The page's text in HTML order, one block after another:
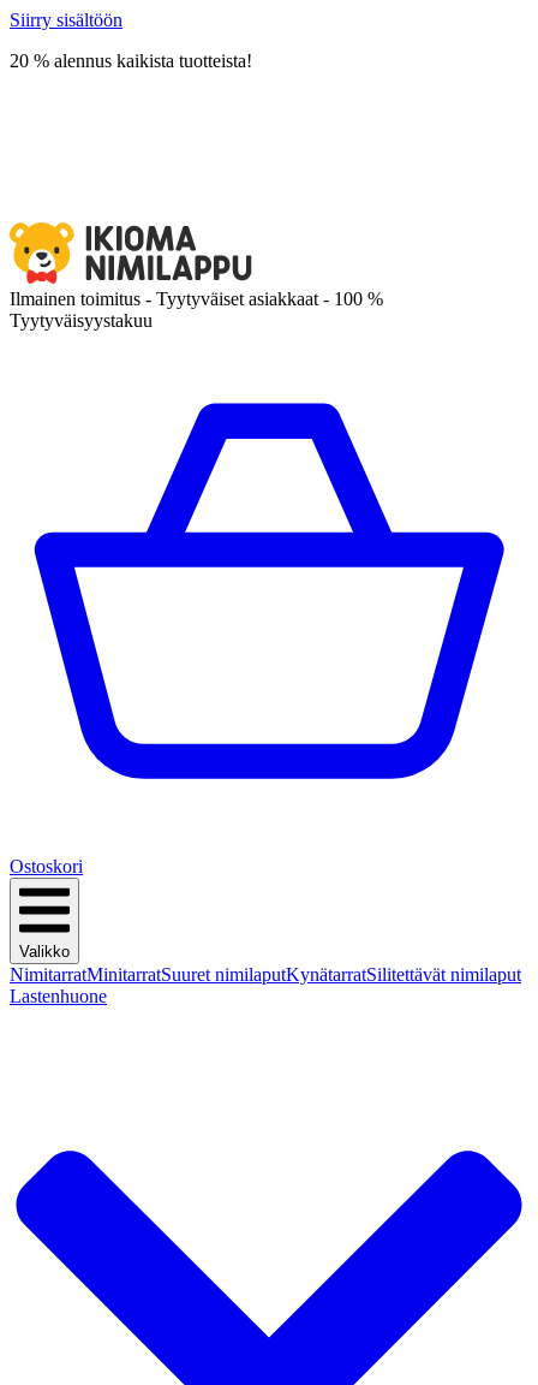
Siirry sisältöön
20 % alennus kaikista tuotteista!
Ilmainen toimitus - Tyytyväiset asiakkaat - 100 %
Tyytyväisyystakuu
Ostoskori
Valikko
NimitarratMinitarratSuuret nimilaputKynätarratSilitettävät nimilaput
Lastenhuone